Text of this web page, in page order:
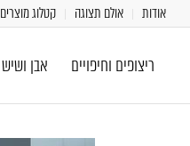
אודות אולם תצוגה קטלוג מוצרים
ריצופים וחיפויים אבן ושיש